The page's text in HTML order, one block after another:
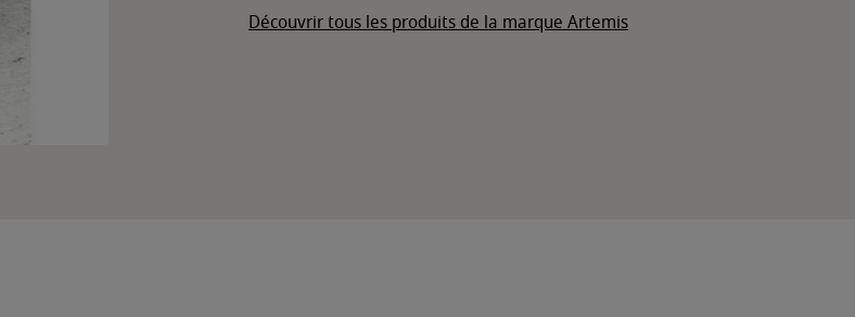
Découvrir tous les produits de la marque Artemis